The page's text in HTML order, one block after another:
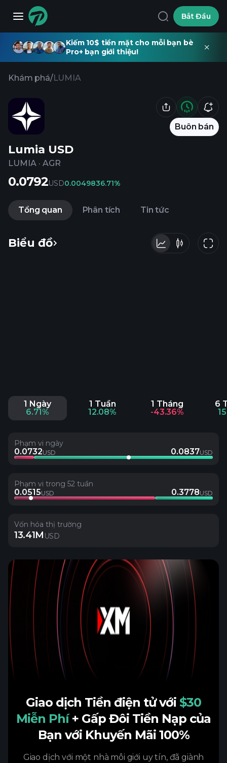
Bắt Đầu
Kiếm 10$ tiền mặt cho mỗi bạn bè
Pro+ bạn giới thiệu!
Khám phá/LUMIA
Buôn bán
Lumia USD
LUMIA · AGR
0.0792USD0.0049836.71%
Tổng quan Phân tích Tin tức
Biểu đồ
1 Ngày
6.71%
1 Tuần
12.08%
1 Tháng
-43.36%
6
Phạm vi ngày
0.0732USD 0.0837USD
Phạm vi trong 52 tuần
0.0515USD 0.3778USD
Vốn hóa thị trường
13.41M USD
Giao dịch Tiền điện tử với $30
Miễn Phí + Gấp Đôi Tiền Nạp của
Bạn với Khuyến Mãi 100%
Giao dịch với một nhà môi giới uy tín, đã giành